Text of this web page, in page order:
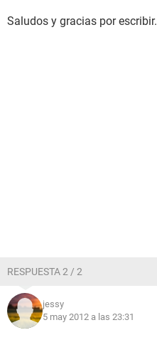
Saludos y gracias por escribir.
RESPUESTA 2 / 2
jessy
5 may 2012 a las 23:31